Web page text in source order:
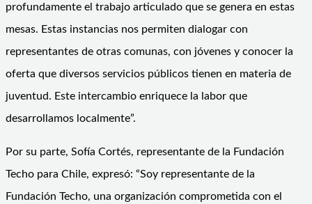
profundamente el trabajo articulado que se genera en estas
mesas. Estas instancias nos permiten dialogar con
representantes de otras comunas, con jóvenes y conocer la
oferta que diversos servicios públicos tienen en materia de
juventud. Este intercambio enriquece la labor que
desarrollamos localmente”.
Por su parte, Sofía Cortés, representante de la Fundación
Techo para Chile, expresó: “Soy representante de la
Fundación Techo, una organización comprometida con el